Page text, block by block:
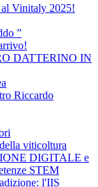
al Vinitaly 2025!
”
DATTERINO IN
Riccardo
viticoltura
DIGITALE e
STEM
l'IIS